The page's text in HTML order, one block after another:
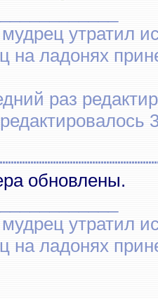
мудрец утратил
на ладонях
раз
обновлены.
мудрец утратил
на ладонях